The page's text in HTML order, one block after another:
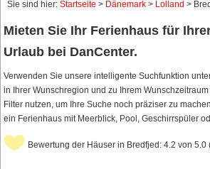
Sie sind hier: Startseite > Dänemark > Lolland >
Mieten Sie Ihr Ferienhaus für
Urlaub bei DanCenter.
Verwenden Sie unsere intelligente Suchfunktion
in Ihrer Wunschregion und zu Ihrem
Filter nutzen, um Ihre Suche noch präziser zu
ein Ferienhaus mit Meerblick, Pool, Geschirrspüler
Bewertung der Häuser in Bredfjed: 4.2 von